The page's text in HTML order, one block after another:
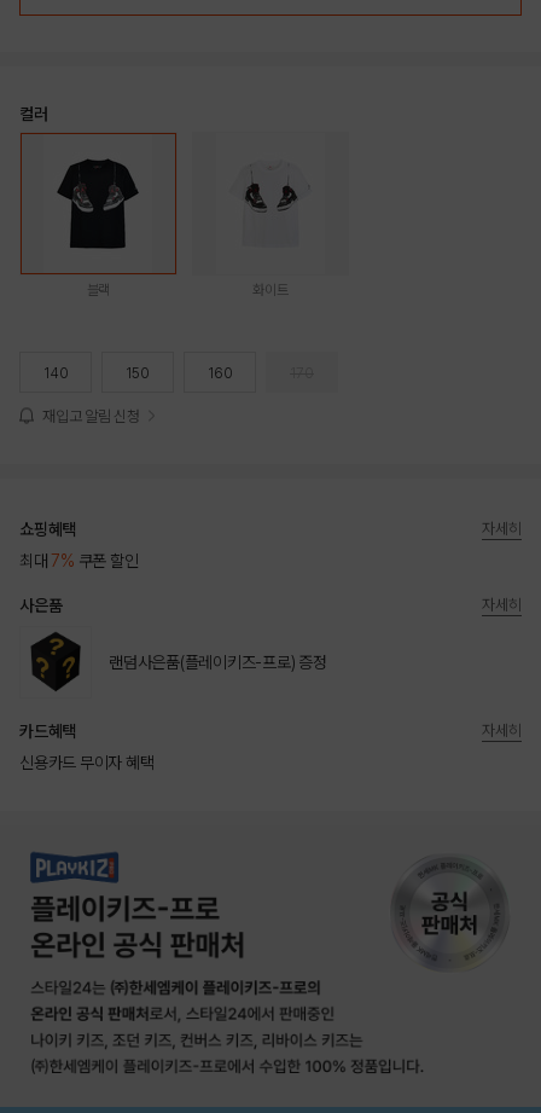
컬러
블랙 화이트
140 150 160
재입고 알림 신청
쇼핑혜택
최대 7% 쿠폰 할인
자세히
사은품
랜덤사은품(플레이키즈-프로) 증정
자세히
카드혜택
신용카드 무이자 혜택
자세히